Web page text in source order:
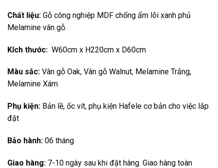
Chất liệu: Gỗ công nghiệp MDF chống ẩm lõi xanh phủ
Melamine vân gỗ.
Kích thước: W60cm x H220cm x D60cm
Màu sắc: Vân gỗ Oak, Vân gỗ Walnut, Melamine Trắng,
Melamine Xám
Phụ kiện: Bản lề, ốc vít, phụ kiện Hafele cơ bản cho việc lắp
đặt
Bảo hành: 06 tháng
Giao hàng: 7-10 ngày sau khi đặt hàng. Giao hàng toàn